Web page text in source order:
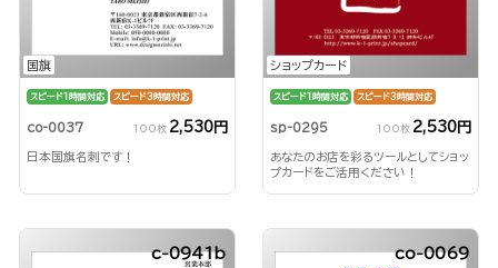
国旗
スピード1時間対応 スピード3時間対応
co-0037 100枚 2,530円
日本国旗名刺です！
ショップカード
スピード1時間対応 スピード3時間対応
sp-0295 100枚 2,530円
あなたのお店を彩るツールとしてショッ
プカードをご活用ください！
c-0941b co-0069